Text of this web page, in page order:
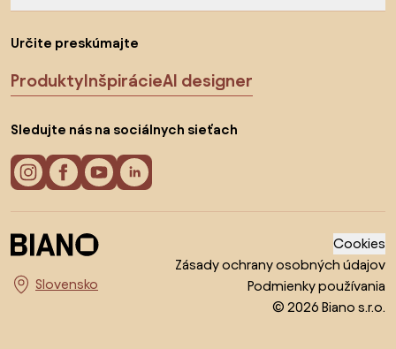
Určite preskúmajte
ProduktyInšpirácieAI designer
Sledujte nás na sociálnych sieťach
Vyberte krajinu
Cookies
Zásady ochrany osobných údajov
Podmienky používania
© 2026 Biano s.r.o.